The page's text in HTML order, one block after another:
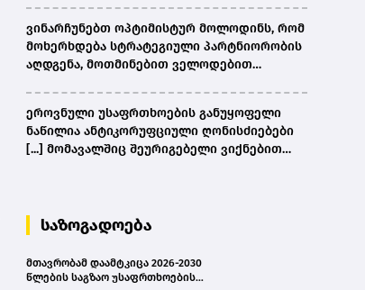
ვინარჩუნებთ ოპტიმისტურ მოლოდინს, რომ
მოხერხდება სტრატეგიული პარტნიორობის
აღდგენა, მოთმინებით ველოდებით
ეროვნული უსაფრთხოების განუყოფელი
ნაწილია ანტიკორუფციული ღონისძიებები
[...] მომავალშიც შეურიგებელი ვიქნებით
საზოგადოება
მთავრობამ დაამტკიცა 2026-2030
წლების საგზაო უსაფრთხოების